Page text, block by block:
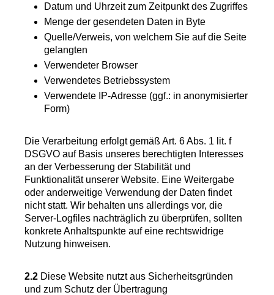
Datum und Uhrzeit zum Zeitpunkt des Zugriffes
Menge der gesendeten Daten in Byte
Quelle/Verweis, von welchem Sie auf die Seite
gelangten
Verwendeter Browser
Verwendetes Betriebssystem
Verwendete IP-Adresse (ggf.: in anonymisierter
Form)
Die Verarbeitung erfolgt gemäß Art. 6 Abs. 1 lit. f
DSGVO auf Basis unseres berechtigten Interesses
an der Verbesserung der Stabilität und
Funktionalität unserer Website. Eine Weitergabe
oder anderweitige Verwendung der Daten findet
nicht statt. Wir behalten uns allerdings vor, die
Server-Logfiles nachträglich zu überprüfen, sollten
konkrete Anhaltspunkte auf eine rechtswidrige
Nutzung hinweisen.
2.2 Diese Website nutzt aus Sicherheitsgründen
und zum Schutz der Übertragung